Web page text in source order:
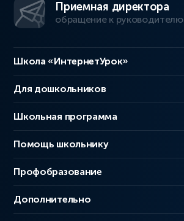
Приемная директора
обращение к руководителю
Школа «ИнтернетУрок»
Для дошкольников
Школьная программа
Помощь школьнику
Профобразование
Дополнительно